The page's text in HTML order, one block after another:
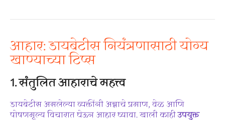
आहार: डायबेटीस नियंत्रणासाठी योग्य
खाण्याच्या टिप्स
1. संतुलित आहाराचे महत्त्व
डायबेटीस असलेल्या व्यक्तींनी अन्नाचे प्रमाण, वेळ आणि
पोषणमूल्य विचारात घेऊन आहार घ्यावा. खाली काहीउपयुक्त